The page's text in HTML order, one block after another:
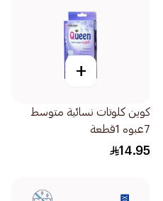
+
كوين كلوتات نسائية متوسط
7عبوه 1قطعة
14.95